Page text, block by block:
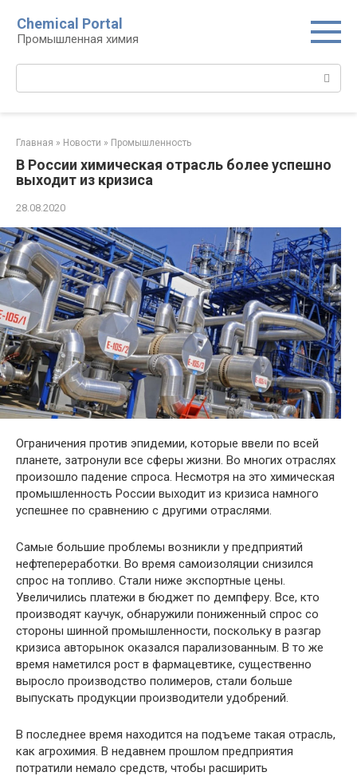
контенту
Chemical Portal
Промышленная химия
Главная » Новости » Промышленность
В России химическая отрасль более успешно
выходит из кризиса
28.08.2020
Ограничения против эпидемии, которые ввели по всей
планете, затронули все сферы жизни. Во многих отраслях
произошло падение спроса. Несмотря на это химическая
промышленность России выходит из кризиса намного
успешнее по сравнению с другими отраслями.
Самые большие проблемы возникли у предприятий
нефтепереработки. Во время самоизоляции снизился
спрос на топливо. Стали ниже экспортные цены.
Увеличились платежи в бюджет по демпферу. Все, кто
производят каучук, обнаружили пониженный спрос со
стороны шинной промышленности, поскольку в разгар
кризиса авторынок оказался парализованным. В то же
время наметился рост в фармацевтике, существенно
выросло производство полимеров, стали больше
выпускать продукции производители удобрений.
В последнее время находится на подъеме такая отрасль,
как агрохимия. В недавнем прошлом предприятия
потратили немало средств, чтобы расширить